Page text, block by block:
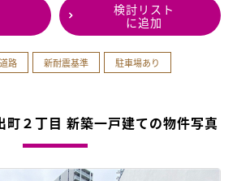
検討リスト
に追加
路 新耐震基準 駐車場あり
町２丁目 新築一戸建ての物件写真